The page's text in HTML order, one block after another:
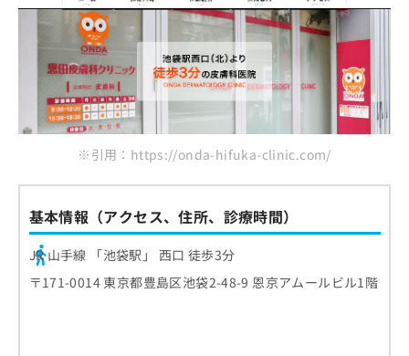
※引用：https://onda-hifuka-clinic.com/
基本情報（アクセス、住所、診療時間）
JR 山手線 「池袋駅」 西口 徒歩3分
〒171-0014 東京都豊島区池袋2-48-9 恩京アムールビル1階